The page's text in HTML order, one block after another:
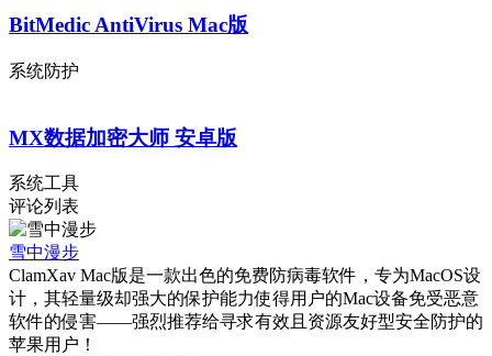
BitMedic AntiVirus Mac版
系统防护
MX数据加密大师 安卓版
系统工具
评论列表
雪中漫步
ClamXav Mac版是一款出色的免费防病毒软件，专为MacOS设
计，其轻量级却强大的保护能力使得用户的Mac设备免受恶意
软件的侵害——强烈推荐给寻求有效且资源友好型安全防护的
苹果用户！